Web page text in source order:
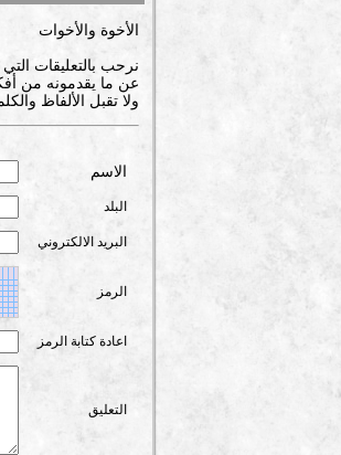
الأخوة والأخوات
نرحب بالتعليقات
عن ما يقدمونه من
ولا تقبل الألفاظ
الاسم
البلد
البريد الالكتروني
الرمز
اعادة كتابة الرمز
التعليق